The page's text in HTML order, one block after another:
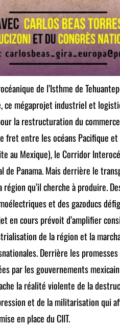
de l’Isthme de
ce mégaprojet industriel et
la restructuration du
entre les océans Pacifique et
au Mexique), le Corridor
de Panama. Mais derrière le
qu’il cherche à produire.
et des gazoducs
en cours prévoit d’amplifier
de la région et la
Derrière les
par les gouvernements
la réalité violente de la
et de la militarisation qui
en place du CIIT.